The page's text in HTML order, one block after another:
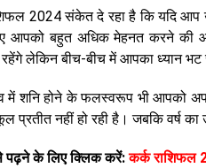
2024 संकेत दे रहा है कि यदि
आपको बहुत अधिक मेहनत करने की
रहेंगे लेकिन बीच-बीच में आपका ध्यान
में शनि होने के फलस्वरूप भी आपको
प्रतीत नहीं हो रही है। जबकि वर्ष का
पढ़ने के लिए क्लिक करें:कर्क राशिफल